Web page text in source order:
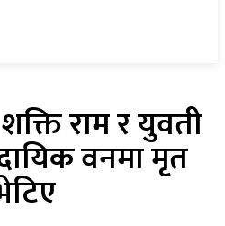
राम र युवती
वनमा मृत